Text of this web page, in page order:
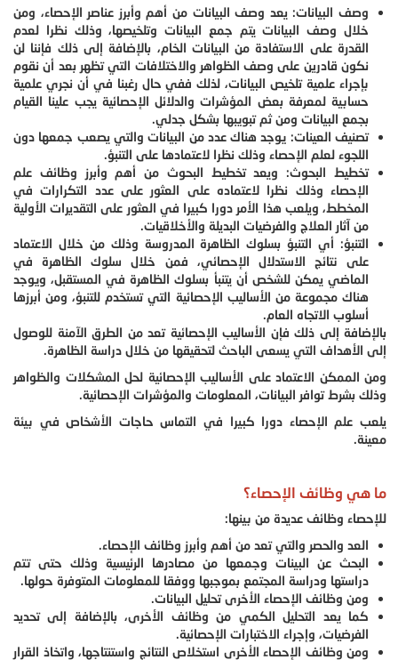
وصف البيانات: يعد وصف البيانات من أهم وأبرز عناصر الإحصاء، ومن
خلال وصف البيانات يتم جمع البيانات وتلخيصها، وذلك نظرا لعدم
القدرة على الاستفادة من البيانات الخام، بالإضافة إلى ذلك فإننا لن
نكون قادرين على وصف الظواهر والاختلافات التي تظهر بعد أن نقوم
بإجراء علمية تلخيص البيانات، لذلك ففي حال رغبنا في أن نجري علمية
حسابية لمعرفة بعض المؤشرات والدلائل الإحصائية يجب علينا القيام
بجمع البيانات ومن ثم تبويبها بشكل جدلي.
تصنيف العينات: يوجد هناك عدد من البيانات والتي يصعب جمعها دون
اللجوء لعلم الإحصاء وذلك نظرا لاعتمادها على التنبؤ.
تخطيط البحوث: ويعد تخطيط البحوث من أهم وأبرز وظائف علم
الإحصاء وذلك نظرا لاعتماده على العثور على عدد التكرارات في
المخطط، ويلعب هذا الأمر دورا كبيرا في العثور على التقديرات الأولية
من آثار العلاج والفرضيات البديلة والأخلاقيات.
التنبؤ: أي التنبؤ بسلوك الظاهرة المدروسة وذلك من خلال الاعتماد
على نتائج الاستدلال الإحصائي، فمن خلال سلوك الظاهرة في
الماضي يمكن للشخص أن يتنبأ بسلوك الظاهرة في المستقبل، ويوجد
هناك مجموعة من الأساليب الإحصائية التي تستخدم للتنبؤ، ومن أبرزها
أسلوب الاتجاه العام.
بالإضافة إلى ذلك فإن الأساليب الإحصائية تعد من الطرق الآمنة للوصول
إلى الأهداف التي يسعى الباحث لتحقيقها من خلال دراسة الظاهرة.
ومن الممكن الاعتماد على الأساليب الإحصائية لحل المشكلات والظواهر
وذلك بشرط توافر البيانات، المعلومات والمؤشرات الإحصائية.
يلعب علم الإحصاء دورا كبيرا في التماس حاجات الأشخاص في بيئة
معينة.
ما هي وظائف الإحصاء؟
للإحصاء وظائف عديدة من بينها:
العد والحصر والتي تعد من أهم وأبرز وظائف الإحصاء.
البحث عن البينات وجمعها من مصادرها الرئيسية وذلك حتى تتم
دراستها ودراسة المجتمع بموجبها ووفقا للمعلومات المتوفرة حولها.
ومن وظائف الإحصاء الأخرى تحليل البيانات.
كما يعد التحليل الكمي من وظائف الأخرى، بالإضافة إلى تحديد
الفرضيات، وإجراء الاختبارات الإحصائية.
ومن وظائف الإحصاء الأخرى استخلاص النتائج واستنتاجها، واتخاذ القرار